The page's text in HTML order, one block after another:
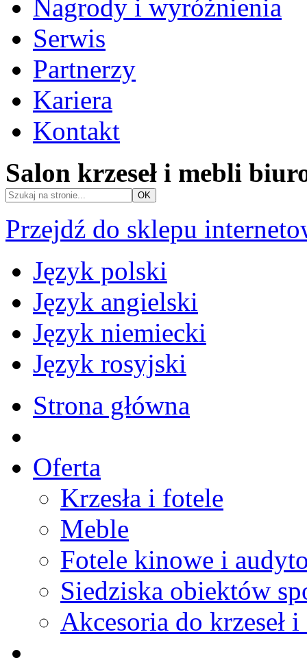
Nagrody i wyróżnienia
Serwis
Partnerzy
Kariera
Kontakt
Salon krzeseł i mebli
Przejdź do sklepu
Język polski
Język angielski
Język niemiecki
Język rosyjski
Strona główna
Oferta
Krzesła i fotele
Meble
Fotele kinowe i
Siedziska obiektów
Akcesoria do krzeseł